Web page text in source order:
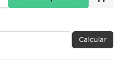
Calcular